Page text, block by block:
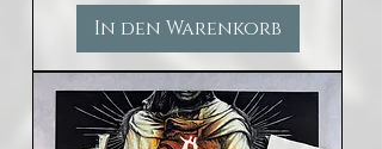
In den Warenkorb